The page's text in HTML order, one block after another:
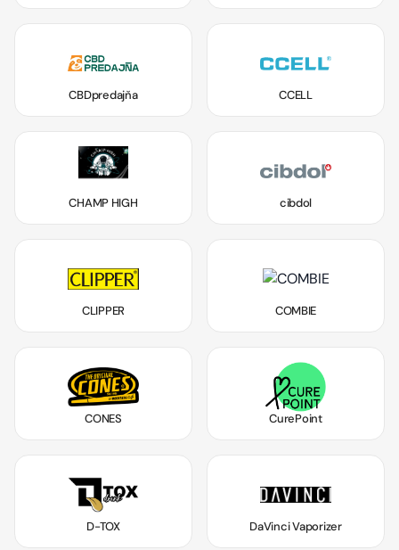
CBDpredajňa CCELL
CHAMP HIGH cibdol
CLIPPER COMBIE
CONES CurePoint
D-TOX DaVinci Vaporizer